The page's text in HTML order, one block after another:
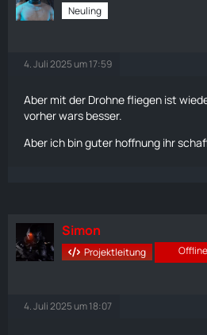
Neuling
4. Juli 2025 um 17:59
Aber mit der Drohnefliegen ist
vorher wars besser.
Aber ich bin guter hoffnung ihr
Simon
Projektleitung Offline
4. Juli 2025 um 18:07